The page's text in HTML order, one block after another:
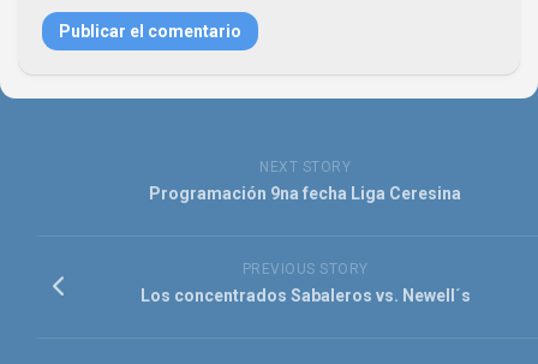
NEXT STORY
Programación 9na fecha Liga Ceresina
PREVIOUS STORY
Los concentrados Sabaleros vs. Newell´s